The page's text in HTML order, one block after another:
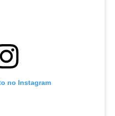
no Instagram